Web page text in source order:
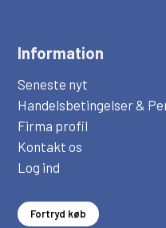
Information
Seneste nyt
Handelsbetingelser &
Firma profil
Kontakt os
Log ind
Fortryd køb